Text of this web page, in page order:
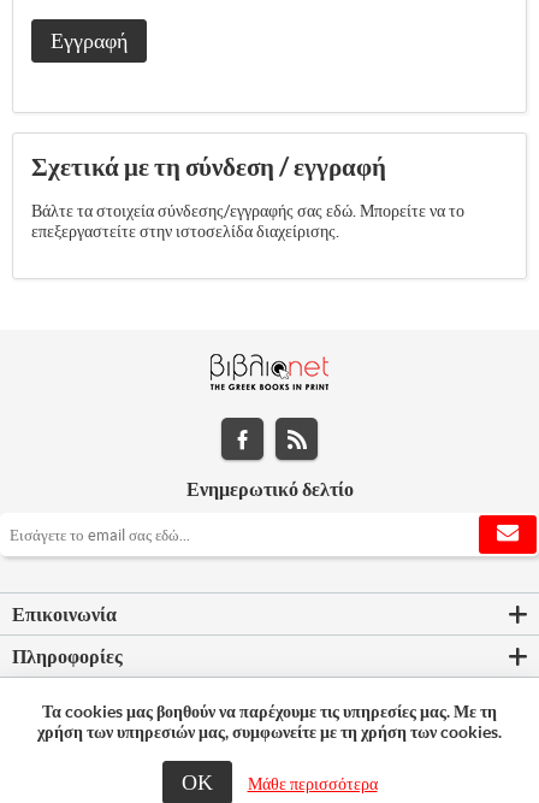
Εγγραφή
Σχετικά με τη σύνδεση / εγγραφή
Βάλτε τα στοιχεία σύνδεσης/εγγραφής σας εδώ. Μπορείτε να το
επεξεργαστείτε στην ιστοσελίδα διαχείρισης.
Ενημερωτικό δελτίο
Επικοινωνία
Πληροφορίες
Ο λογαριασμός μου
© 2026 Bookleader
Τα cookies μας βοηθούν να παρέχουμε τις υπηρεσίες μας. Με τη
χρήση των υπηρεσιών μας, συμφωνείτε με τη χρήση των cookies.
ΟΚ Μάθε περισσότερα